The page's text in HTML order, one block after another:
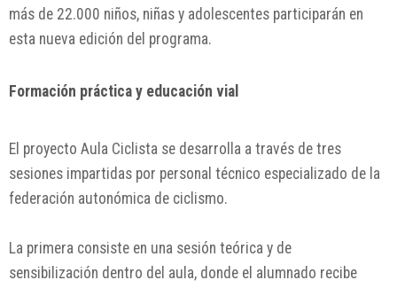
más de 22.000 niños, niñas y adolescentes participarán en
esta nueva edición del programa.
Formación práctica y educación vial
El proyecto Aula Ciclista se desarrolla a través de tres
sesiones impartidas por personal técnico especializado de la
federación autonómica de ciclismo.
La primera consiste en una sesión teórica y de
sensibilización dentro del aula, donde el alumnado recibe